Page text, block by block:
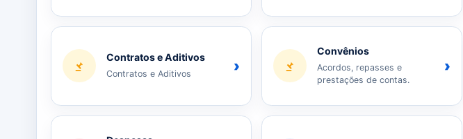
Contratos e Aditivos
Contratos e Aditivos ›
Convênios
Acordos, repasses e
prestações de contas.
›